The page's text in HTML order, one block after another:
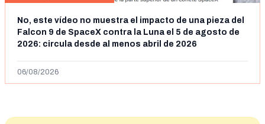
No, este vídeo no muestra el impacto de una pieza del
Falcon 9 de SpaceX contra la Luna el 5 de agosto de
2026: circula desde al menos abril de 2026
06/08/2026